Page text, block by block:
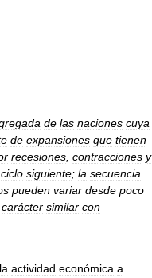
de las naciones cuya
de expansiones que tienen
recesiones contracciones y
ciclo siguiente; la secuencia
pueden variar desde poco
carácter similar con
la actividad económica a